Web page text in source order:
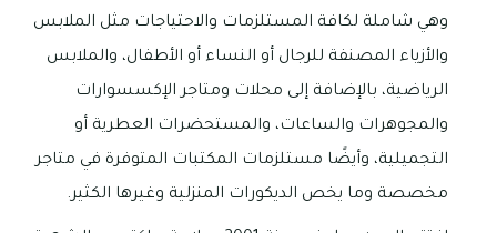
وهي شاملة لكافة المستلزمات والاحتياجات مثل الملابس
والأزياء المصنفة للرجال أو النساء أو الأطفال، والملابس
الرياضية، بالإضافة إلى محلات ومتاجر الإكسسوارات
والمجوهرات والساعات، والمستحضرات العطرية أو
التجميلية، وأيضًا مستلزمات المكتبات المتوفرة في متاجر
مخصصة وما يخص الديكورات المنزلية وغيرها الكثير.